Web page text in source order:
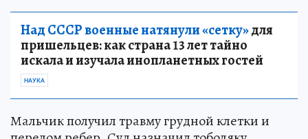
Над СССР военные натянули «сетку»для
пришельцев: как страна 13 лет тайно
искала и изучала инопланетных гостей
НАУКА
Мальчик получил травму грудной клетки и